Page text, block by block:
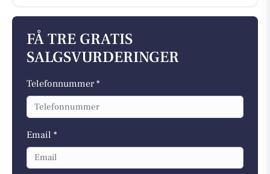
FÅ TRE GRATIS
SALGSVURDERINGER
Telefonnummer *
Email *